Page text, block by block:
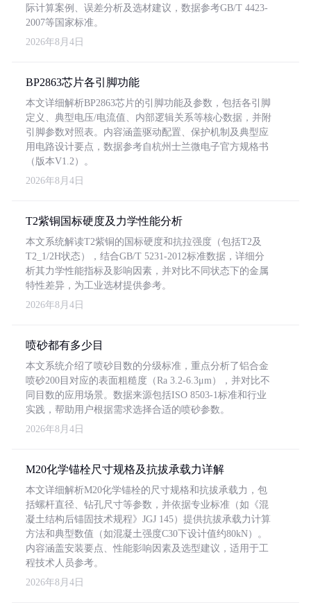
际计算案例、误差分析及选材建议，数据参考GB/T 4423-
2007等国家标准。
2026年8月4日
BP2863芯片各引脚功能
本文详细解析BP2863芯片的引脚功能及参数，包括各引脚
定义、典型电压/电流值、内部逻辑关系等核心数据，并附
引脚参数对照表。内容涵盖驱动配置、保护机制及典型应
用电路设计要点，数据参考自杭州士兰微电子官方规格书
（版本V1.2）。
2026年8月4日
T2紫铜国标硬度及力学性能分析
本文系统解读T2紫铜的国标硬度和抗拉强度（包括T2及
T2_1/2H状态），结合GB/T 5231-2012标准数据，详细分
析其力学性能指标及影响因素，并对比不同状态下的金属
特性差异，为工业选材提供参考。
2026年8月4日
喷砂都有多少目
本文系统介绍了喷砂目数的分级标准，重点分析了铝合金
喷砂200目对应的表面粗糙度（Ra 3.2-6.3μm），并对比不
同目数的应用场景。数据来源包括ISO 8503-1标准和行业
实践，帮助用户根据需求选择合适的喷砂参数。
2026年8月4日
M20化学锚栓尺寸规格及抗拔承载力详解
本文详细解析M20化学锚栓的尺寸规格和抗拔承载力，包
括螺杆直径、钻孔尺寸等参数，并依据专业标准（如《混
凝土结构后锚固技术规程》JGJ 145）提供抗拔承载力计算
方法和典型数值（如混凝土强度C30下设计值约80kN）。
内容涵盖安装要点、性能影响因素及选型建议，适用于工
程技术人员参考。
2026年8月4日